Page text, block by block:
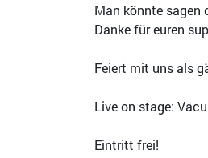
Man könnte sagen
Danke für euren
Feiert mit uns als
Live on stage:
Eintritt frei!